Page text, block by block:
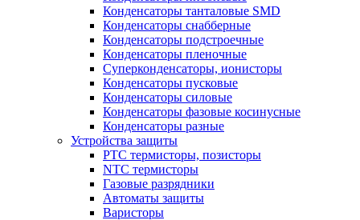
Конденсаторы танталовые SMD
Конденсаторы снабберные
Конденсаторы подстроечные
Конденсаторы пленочные
Суперконденсаторы, ионисторы
Конденсаторы пусковые
Конденсаторы силовые
Конденсаторы фазовые косинусные
Конденсаторы разные
Устройства защиты
PTC термисторы, позисторы
NTC термисторы
Газовые разрядники
Автоматы защиты
Варисторы